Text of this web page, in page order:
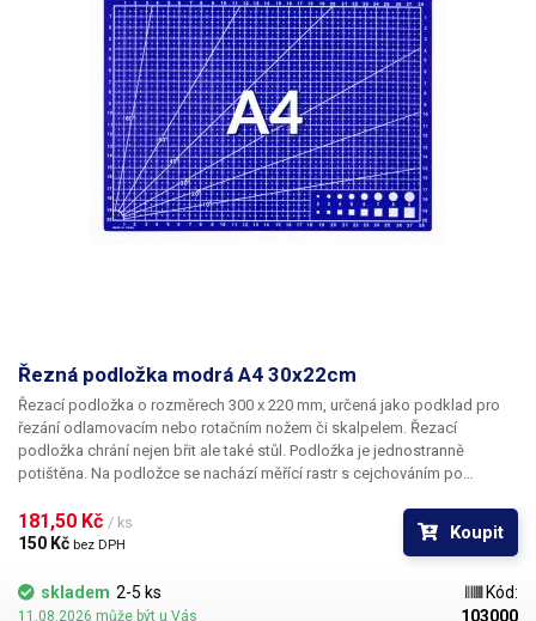
Řezná podložka modrá A4 30x22cm
Řezací podložka o rozměrech 300 x 220 mm, určená jako podklad pro
řezání odlamovacím nebo rotačním nožem či skalpelem. Řezací
podložka chrání nejen břit ale také stůl. Podložka je jednostranně
potištěna. Na podložce se nachází měřící rastr s cejchováním po
jednotlivých centimetrových bloků, takže lze měřit s přesností na 0,5cm.
Podložka nabídne také vyznačení úhlů (úhloměr) cejchovaný v
dolním rohu se nachází také vyznačení průměrů kruhů, pro porovnávání
od 2 - 9mm a čtverců o délce strany 2 - 9mm.
181,50 Kč / ks
150 Kč bez DPH
Koupit
skladem 2-5 ks
11.08.2026 může být u Vás
Kód:
103000